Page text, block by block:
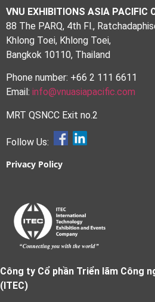
VNU EXHIBITIONS ASIA PACIFIC
88 The PARQ, 4th Fl.,
Khlong Toei, Khlong Toei,
Bangkok 10110, Thailand
Phone number: +66 2 111 6611
Email: info@vnuasiapacific.com
MRT QSNCC Exit no.2
Follow Us:
Privacy Policy
Công ty Cổ phần Triển lãm Công
(ITEC)